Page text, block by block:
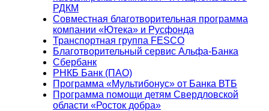
РДКМ
Совместная благотворительная программа
компании «Ютека» и Русфонда
Транспортная группа FESCO
Благотворительный сервис Альфа-Банка
Сбербанк
РНКБ Банк (ПАО)
Программа «Мультибонус» от Банка ВТБ
Программа помощи детям Свердловской
области «Росток добра»